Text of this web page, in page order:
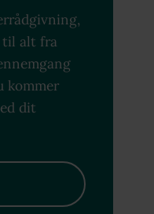
til alt fra
kommer
dit